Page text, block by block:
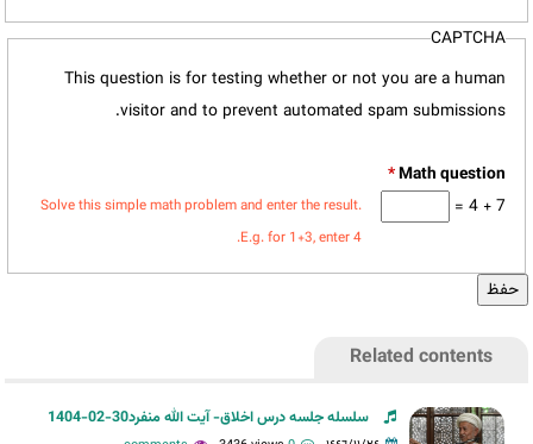
CAPTCHA
This question is for testing whether or not you are a human
visitor and to prevent automated spam submissions.
*
7 + 4 =
Solve this simple math problem and enter the result.
E.g. for 1+3, enter 4.
Related contents
سلسله جلسه درس اخلاق- آیت الله منفرد30-02-1404